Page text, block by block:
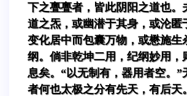
下之亹亹者，皆此阴阳之道也。
道之炁，或幽潜于其身，或沦匿
变化居中而包囊万物，或懋施生
纲。倘非乾坤二用，纪纲妙用，
息矣。“以无制有，器用者空。”
者何也太极之分有先天，有后天